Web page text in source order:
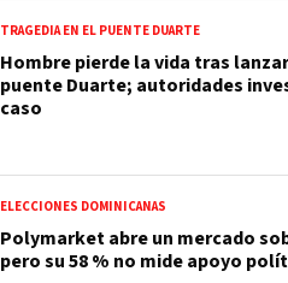
TRAGEDIA EN EL PUENTE DUARTE
Hombre pierde la vida tras
puente Duarte; autoridades
caso
ELECCIONES DOMINICANAS
Polymarket abre un mercado
pero su 58 % no mide apoyo